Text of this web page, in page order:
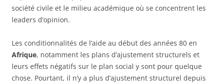
société civile et le milieu académique où se concentrent les
leaders d’opinion.
Les conditionnalités de l’aide au début des années 80 en
Afrique, notamment les plans d’ajustement structurels et
leurs effets négatifs sur le plan social y sont pour quelque
chose. Pourtant, il n’y a plus d’ajustement structurel depuis